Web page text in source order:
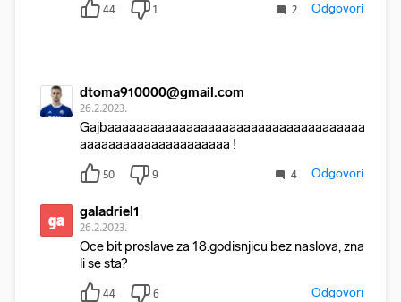
44 1 2 Odgovori
dtoma910000@gmail.com
26.2.2023.
Gajbaaaaaaaaaaaaaaaaaaaaaaaaaaaaaaaaaaaa
aaaaaaaaaaaaaaaaaaaaa !
50 9 4 Odgovori
ga galadriel1
26.2.2023.
Oce bit proslave za 18.godisnjicu bez naslova, zna
li se sta?
44 6 Odgovori